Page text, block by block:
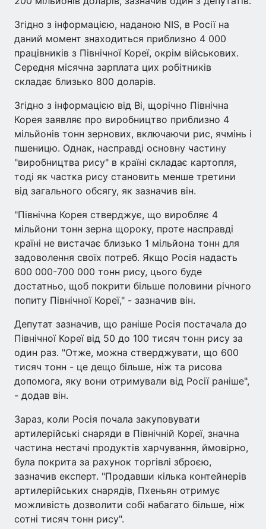
Згідно з інформацією, наданою NIS, в Росії на
даний момент знаходиться приблизно 4 000
працівників з Північної Кореї, окрім військових.
Середня місячна зарплата цих робітників
складає близько 800 доларів.
Згідно з інформацією від Ві, щорічно Північна
Корея заявляє про виробництво приблизно 4
мільйонів тонн зернових, включаючи рис, ячмінь і
пшеницю. Однак, насправді основну частину
"виробництва рису" в країні складає картопля,
тоді як частка рису становить менше третини
від загального обсягу, як зазначив він.
"Північна Корея стверджує, що виробляє 4
мільйони тонн зерна щороку, проте насправді
країні не вистачає близько 1 мільйона тонн для
задоволення своїх потреб. Якщо Росія надасть
600 000-700 000 тонн рису, цього буде
достатньо, щоб покрити більше половини річного
попиту Північної Кореї," - зазначив він.
Депутат зазначив, що раніше Росія постачала до
Північної Кореї від 50 до 100 тисяч тонн рису за
один раз. "Отже, можна стверджувати, що 600
тисяч тонн - це дещо більше, ніж та рисова
допомога, яку вони отримували від Росії раніше",
- додав він.
Зараз, коли Росія почала закуповувати
артилерійські снаряди в Північній Кореї, значна
частина нестачі продуктів харчування, ймовірно,
була покрита за рахунок торгівлі зброєю,
зазначив експерт. "Продавши кілька контейнерів
артилерійських снарядів, Пхеньян отримує
можливість дозволити собі набагато більше, ніж
сотні тисяч тонн рису".